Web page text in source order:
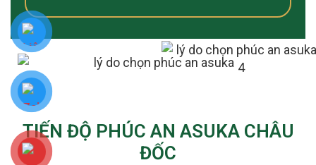
TIẾN ĐỘ PHÚC AN ASUKA CHÂU
ĐỐC